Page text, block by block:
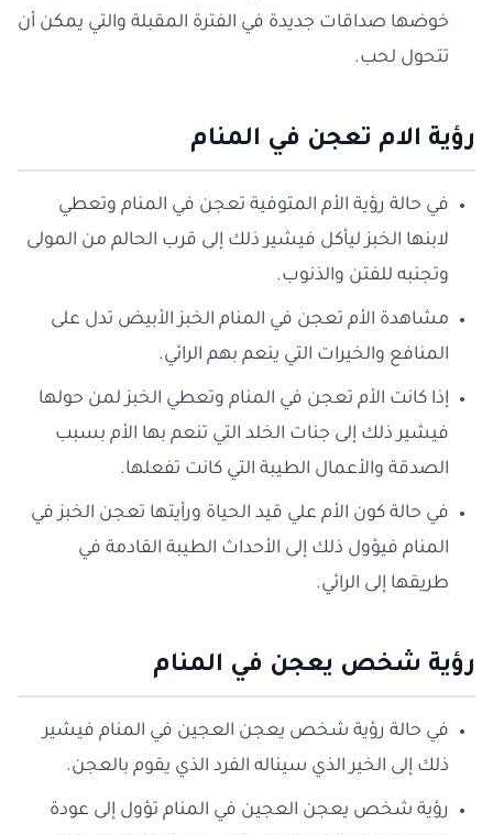
خوضها صداقات جديدة في الفترة المقبلة والتي يمكن أن
تتحول لحب.
رؤية الام تعجن في المنام
في حالة رؤية الأم المتوفية تعجن في المنام وتعطي
لابنها الخبز ليأكل فيشير ذلك إلى قرب الحالم من المولى
وتجنبه للفتن والذنوب.
مشاهدة الأم تعجن في المنام الخبز الأبيض تدل على
المنافع والخيرات التي ينعم بهم الرائي.
إذا كانت الأم تعجن في المنام وتعطي الخبز لمن حولها
فيشير ذلك إلى جنات الخلد التي تنعم بها الأم بسبب
الصدقة والأعمال الطيبة التي كانت تفعلها.
في حالة كون الأم علي قيد الحياة ورأيتها تعجن الخبز في
المنام فيؤول ذلك إلى الأحداث الطيبة القادمة في
طريقها إلى الرائي.
رؤية شخص يعجن في المنام
في حالة رؤية شخص يعجن العجين في المنام فيشير
ذلك إلى الخير الذي سيناله الفرد الذي يقوم بالعجن.
رؤية شخص يعجن العجين في المنام تؤول إلى عودة